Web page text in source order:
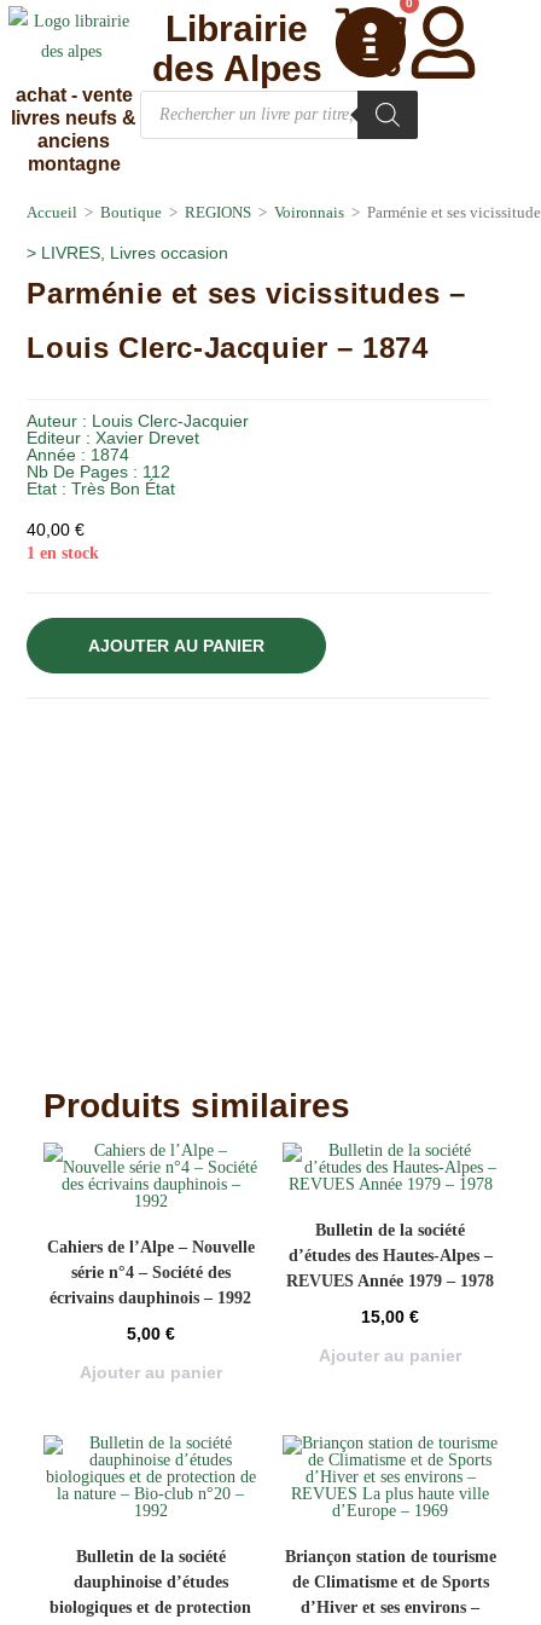
achat - vente
livres neufs &
anciens
montagne
0
Librairie
des Alpes
Accueil > Boutique > REGIONS > Voironnais > Parménie et ses
> LIVRES, Livres occasion
Parménie et ses vicissitudes –
Louis Clerc-Jacquier – 1874
Auteur : Louis Clerc-Jacquier
Editeur :Xavier Drevet
Année : 1874
Nb De Pages : 112
Etat :Très Bon État
40,00€
1 en stock
AJOUTER AU PANIER
Produits similaires
Cahiers de l’Alpe – Nouvelle
série n°4 – Société des
écrivains dauphinois – 1992
5,00 €
Ajouter au panier
Bulletin de la société
d’études des Hautes-Alpes –
REVUES Année 1979 – 1978
15,00€
Ajouter au panier
Bulletin de la société
dauphinoise d’études
biologiques et de protection
Briançon station de tourisme
de Climatisme et de Sports
d’Hiver et ses environs –